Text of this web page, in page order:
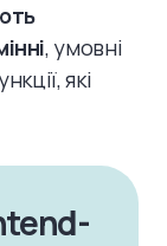
, умовні
які